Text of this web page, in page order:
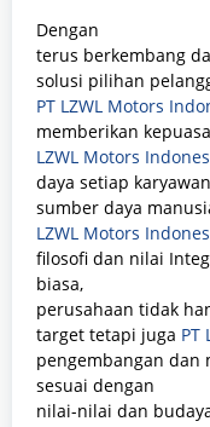
Dengan
terus berkembang
solusi pilihan
PT LZWL Motors
memberikan
LZWL Motors
daya setiap
sumber daya
LZWL Motors
filosofi dan nilai
biasa,
perusahaan tidak
target tetapi juga PT
pengembangan dan
sesuai dengan
nilai-nilai dan